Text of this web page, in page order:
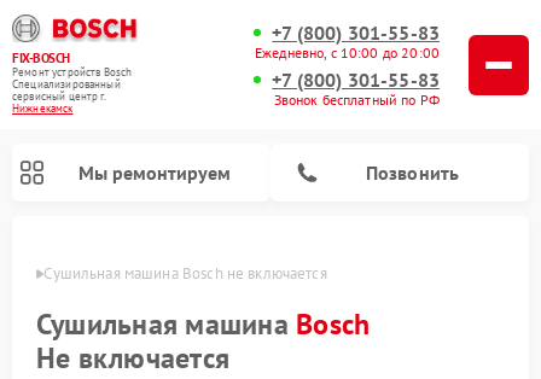
FIX-BOSCH
Ремонт устройств Bosch
Специализированный
cервисный центр г.
Нижнекамск
+7 (800) 301-55-83
Ежедневно, с 10:00 до 20:00
+7 (800) 301-55-83
Звонок бесплатный по РФ
Мы ремонтируем Позвонить
Сушильная машина Bosch не включается
Сушильная машина Bosch
Не включается